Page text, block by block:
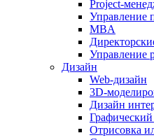
Project-
Управление
MBA
Управление
Дизайн
Web-дизайн
3D-
Дизайн
Отрисовка